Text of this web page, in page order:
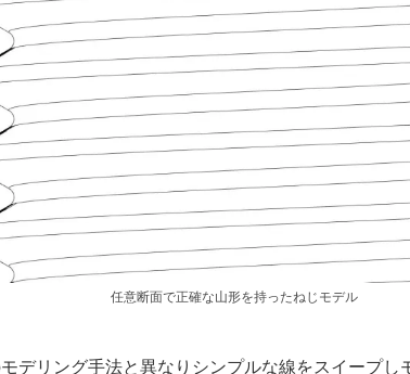
任意断面で正確な山形を持ったねじモデル
モデリング手法と異なりシンプルな線をスイープ